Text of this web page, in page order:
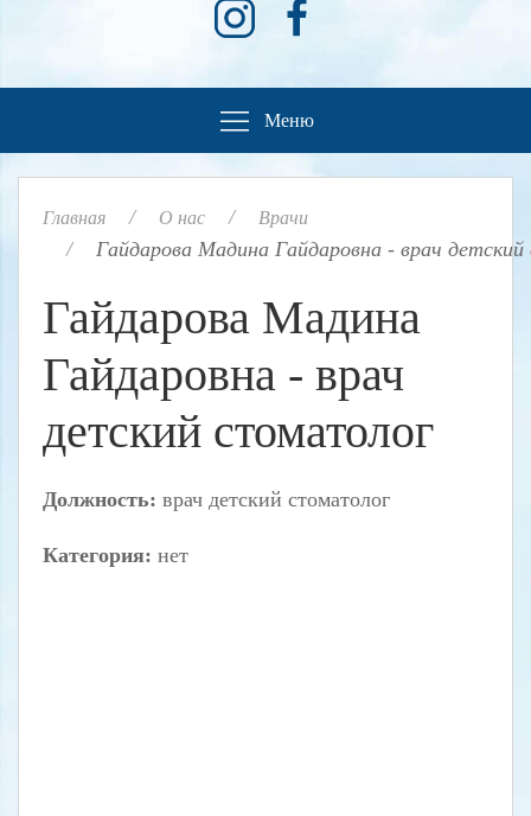
Меню
Главная О нас Врачи
Гайдарова Мадина Гайдаровна - врач
Гайдарова Мадина
Гайдаровна - врач
детский стоматолог
Должность: врач детский стоматолог
Категория: нет